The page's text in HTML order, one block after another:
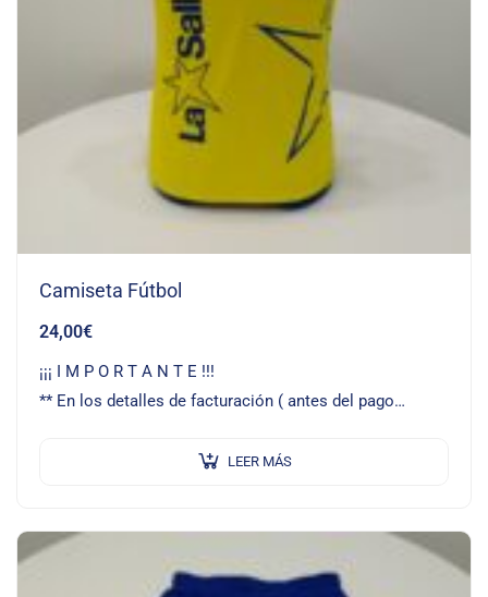
Camiseta Fútbol
24,00€
¡¡¡ I M P O R T A N T E !!!
** En los detalles de facturación ( antes del pago…
LEER MÁS